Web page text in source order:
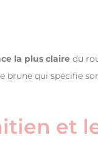
la plus claire du
brune qui spécifie
et